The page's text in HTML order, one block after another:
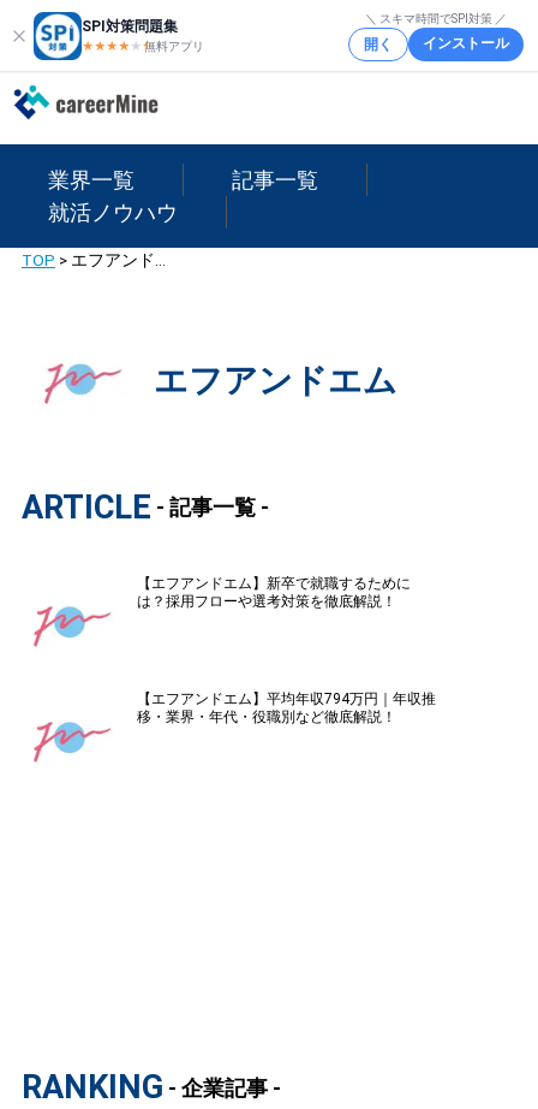
SPI対策問題集
★★★★ ★★
無料アプリ
＼ スキマ時間でSPI対策 ／
開く インストール
業界一覧
記事一覧
就活ノウハウ
TOP >
エフアンドエム
ARTICLE - 記事一覧 -
【エフアンドエム】新卒で就職するために
は？採用フローや選考対策を徹底解説！
【エフアンドエム】平均年収794万円｜年収推
移・業界・年代・役職別など徹底解説！
RANKING - 企業記事 -